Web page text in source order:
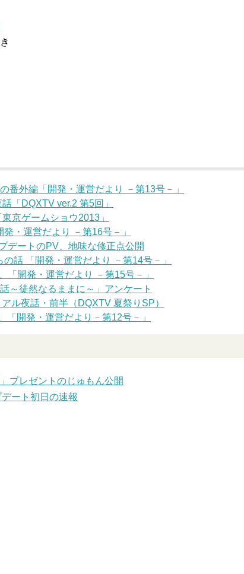
番外編「開発・運営だより －第13号－」
「DQXTV ver.2 第5回」
京ゲームショウ2013」
・運営だより －第16号－」
デートのPV、地味な修正点公開
話 「開発・運営だより －第14号－」
「開発・運営だより －第15号－」
～徒然なるままに～」アンケート
ル夜話・前半（DQXTV 夏祭りSP）
「開発・運営だより－第12号－」
プレゼントのじゅもん公開
ート初日の速報